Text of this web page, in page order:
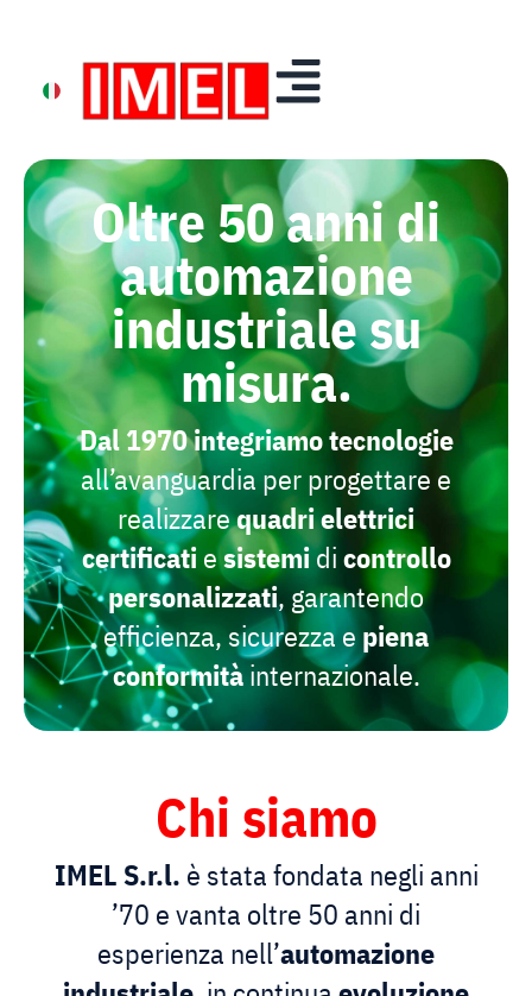
Oltre 50 anni di
automazione
industriale su
misura.
Dal 1970integriamotecnologie
all’avanguardia per progettare e
realizzarequadrielettrici
certificati esistemidicontrollo
personalizzati, garantendo
efficienza, sicurezza e piena
conformitàinternazionale.
Chi siamo
IMEL S.r.l. è stata fondata negli anni
’70 e vanta oltre 50 anni di
esperienza nell’automazione